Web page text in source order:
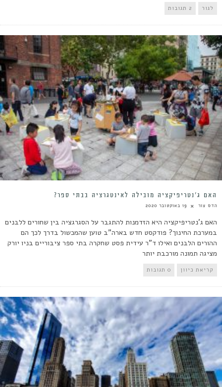
לגור 2 תגובות
האם ג’נטריפיקציה מובילה לאינטגרציה בבתי ספר?
הדס צור 19 באוקטובר 2020
האם ג'נטריפיקציה היא הזדמנות להתגבר על הסגרגציה בין שחורים ללבנים
במערכת החינוך? פודקסט חדש בארה"ב טוען שהמכשול בדרך לכך הם
ההורים הלבנים ואילו ד"ר עידית פסט שחקרה בתי ספר ציבוריים בניו יורק
מציגה תמונה מורכבת יותר
קריאת כיוון 0 תגובות